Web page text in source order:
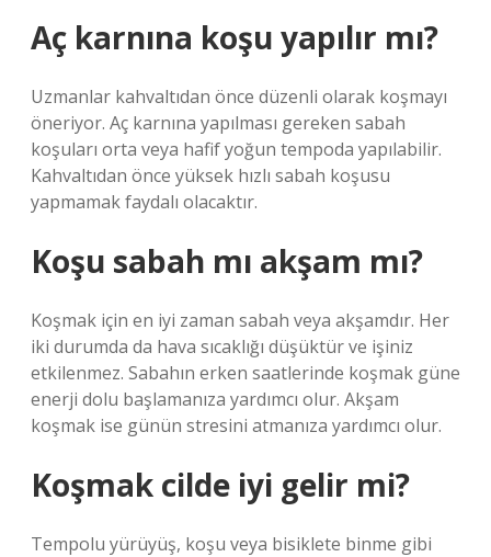
Aç karnına koşu yapılır mı?
Uzmanlar kahvaltıdan önce düzenli olarak koşmayı
öneriyor. Aç karnına yapılması gereken sabah
koşuları orta veya hafif yoğun tempoda yapılabilir.
Kahvaltıdan önce yüksek hızlı sabah koşusu
yapmamak faydalı olacaktır.
Koşu sabah mı akşam mı?
Koşmak için en iyi zaman sabah veya akşamdır. Her
iki durumda da hava sıcaklığı düşüktür ve işiniz
etkilenmez. Sabahın erken saatlerinde koşmak güne
enerji dolu başlamanıza yardımcı olur. Akşam
koşmak ise günün stresini atmanıza yardımcı olur.
Koşmak cilde iyi gelir mi?
Tempolu yürüyüş, koşu veya bisiklete binme gibi